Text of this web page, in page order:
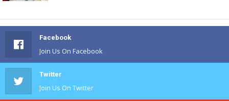
Facebook
Join Us On Facebook
Twitter
Join Us On Twitter